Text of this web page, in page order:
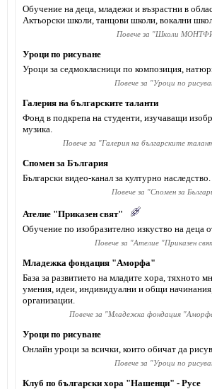
Обучение на деца, младежи и възрастни в
Актьорски школи, танцови школи, вокални
Повече за "Школи
Уроци по рисуване
Уроци за седмокласници по композиция,
Повече за "Уроци по
Галерия на българските таланти
Фонд в подкрепа на студенти, изучаващи
музика.
Повече за "Галерия на българските
Спомен за България
Български видео-канал за културно наследство.
Повече за "Спомен за
Ателие "Приказен свят"
Обучение по изобразително изкуство на деца
Повече за "Ателие "Приказен
Младежка фондация "Аморфа"
База за развитието на младите хора, тяхното
умения, идеи, индивидуални и общи
организации.
Повече за "Младежка фондация
Уроци по рисуване
Онлайн уроци за всички, които обичат да
Повече за "Уроци по
Клуб по български хора "Нашенци" - Русе